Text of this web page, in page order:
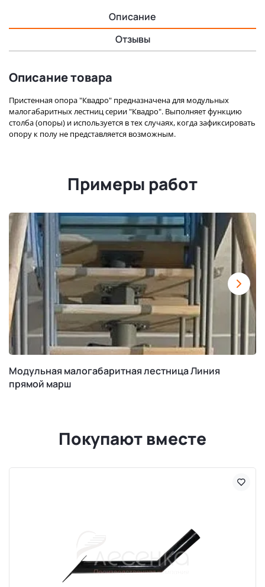
Описание
Отзывы
Описание товара
Пристенная опора "Квадро" предназначена для модульных
малогабаритных лестниц серии "Квадро". Выполняет функцию
столба (опоры) и используется в тех случаях, когда зафиксировать
опору к полу не представляется возможным.
Примеры работ
Модульная малогабаритная лестница Линия
прямой марш
Покупают вместе